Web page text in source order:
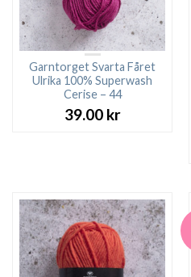
Garntorget Svarta Fåret
Ulrika 100% Superwash
Cerise – 44
39.00 kr